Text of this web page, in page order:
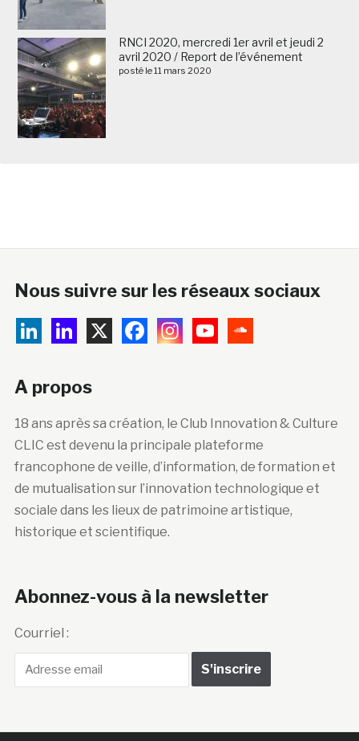
RNCI 2020, mercredi 1er avril et jeudi 2
avril 2020 / Report de l’événement
posté le 11 mars 2020
Nous suivre sur les réseaux sociaux
A propos
18 ans après sa création, le Club Innovation & Culture
CLIC est devenu la principale plateforme
francophone de veille, d’information, de formation et
de mutualisation sur l’innovation technologique et
sociale dans les lieux de patrimoine artistique,
historique et scientifique.
Abonnez-vous à la newsletter
Courriel :